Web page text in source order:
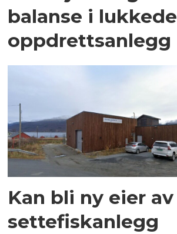
balanse i lukkede
oppdrettsanlegg
Kan bli ny eier av
settefiskanlegg